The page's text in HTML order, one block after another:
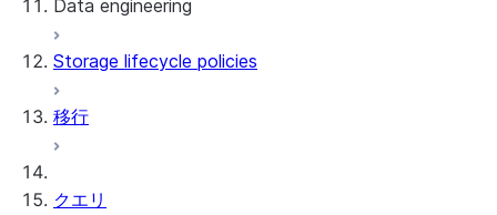
Snowflake Openflow
Apache Iceberg™
Data engineering
データのロード
Storage lifecycle policies
移行
クエリ